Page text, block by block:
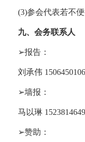
(3)参会代表若不
九、会务联系人
➢报告：
刘承伟
➢墙报：
马以琳
➢赞助：